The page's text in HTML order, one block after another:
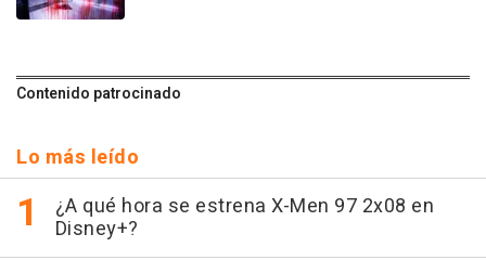
Contenido patrocinado
Lo más leído
¿A qué hora se estrena X-Men 97 2x08 en
Disney+?